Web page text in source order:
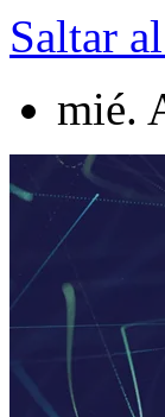
Saltar
mié.